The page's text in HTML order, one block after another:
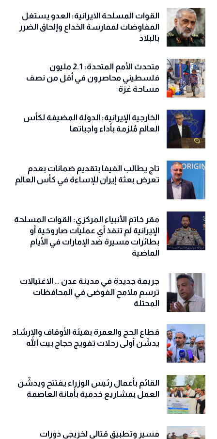
القوات المسلحة الايرانية: العدو يستغل
المفاوضات لممارسة الخداع وإلحاق الضرر
بالبلاد
متحدث الأمم المتحدة: 2.1 مليون
فلسطيني محاصرون في أقل من نصف
مساحة غزة
الخارجية الإيرانية: الدولة المضيفة لكأس
العالم مُلزمة بأداء واجباتها
تاج يطالب الفيفا بتقديم ضمانات بعدم
تعرض بعثة إيران للإساءة في كأس العالم
مقر خاتم الأنبياء المركزي: القوات المسلحة
الإيرانية لم تنفذ أي عمليات صاروخية أو
بطائرات مسيرة ضد الإمارات في الأيام
الماضية
جريمة جديدة في مدينة عدن .. الاغتيالات
ترسم ملامح الفوضى في المحافظات
المحتلة
قطاع الحج والعمرة بهيئة الأوقاف والإرشاد
يدشّن أولى رحلات تفويج حجاج بيت الله
القائم بأعمال رئيس الوزراء يفتتح ويدشّن
العمل بمشاريع خدمية بأمانة العاصمة
مسير وتطبيق قتالي لخريجي دورات